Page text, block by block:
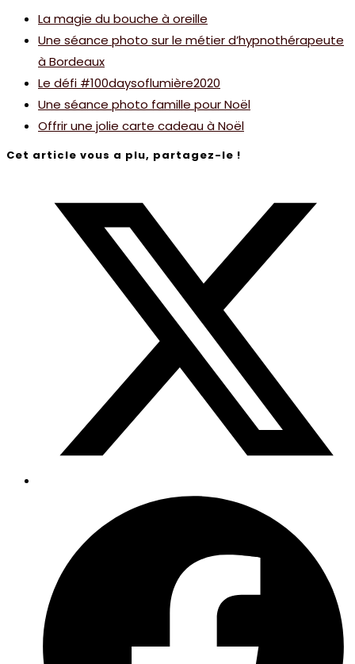
La magie du bouche à oreille
Une séance photo sur le métier d’hypnothérapeute
à Bordeaux
Le défi #100daysoflumière2020
Une séance photo famille pour Noël
Offrir une jolie carte cadeau à Noël
Cet article vous a plu, partagez-le !